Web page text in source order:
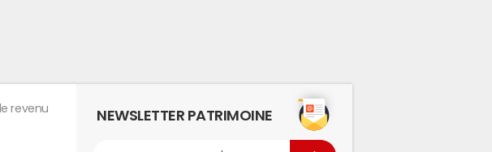
revenu NEWSLETTER PATRIMOINE